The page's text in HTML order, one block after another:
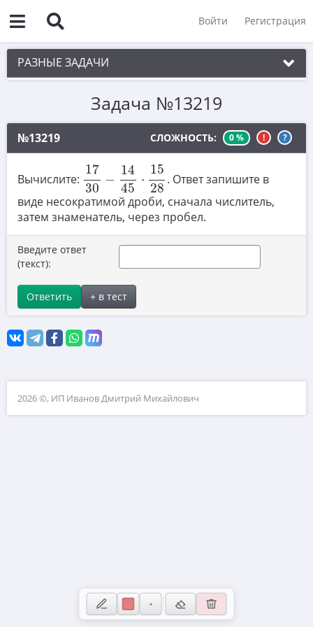
Войти Регистрация
РАЗНЫЕ ЗАДАЧИ
2. Делимость
3. Игры
4. Комбинаторика
5. Текстовые задачи
7. Уравнения
9. Стереометрия
10. Матрицы
12. Натуральные числа
13. Теория вероятностей
Задача №13219
№13219 СЛОЖНОСТЬ: 0 % ! ?
Вычислите:
17
30
−
14
45
⋅
15
28
1730 14 45⋅15
. Ответ запишите в
виде несократимой дроби, сначала числитель,
затем знаменатель, через пробел.
Введите ответ
(текст):
Ответить + в тест
2026 ©, ИП Иванов Дмитрий Михайлович